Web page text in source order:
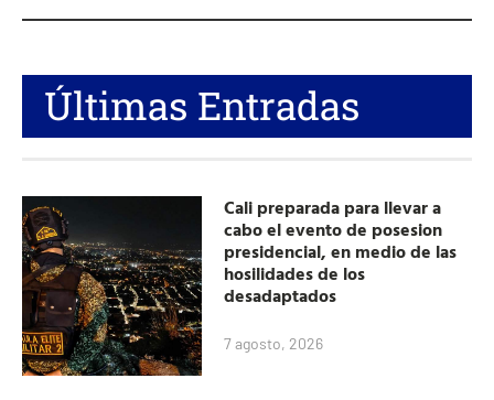
Últimas Entradas
Cali preparada para llevar a
cabo el evento de posesion
presidencial, en medio de las
hosilidades de los
desadaptados
7 agosto, 2026